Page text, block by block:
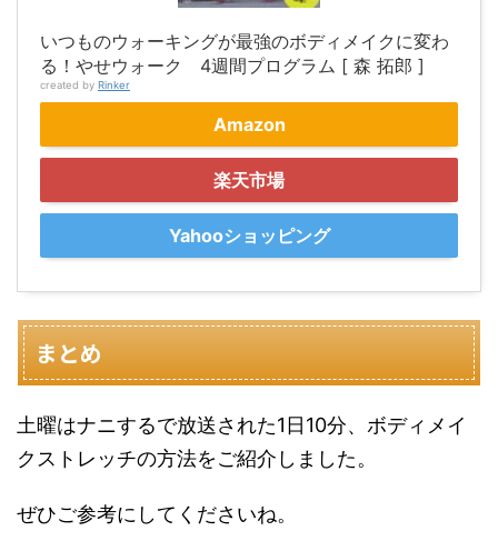
いつものウォーキングが最強のボディメイクに変わ
る！やせウォーク 4週間プログラム [ 森 拓郎 ]
created by Rinker
Amazon
楽天市場
Yahooショッピング
まとめ
土曜はナニするで放送された1日10分、ボディメイ
クストレッチの方法をご紹介しました。
ぜひご参考にしてくださいね。